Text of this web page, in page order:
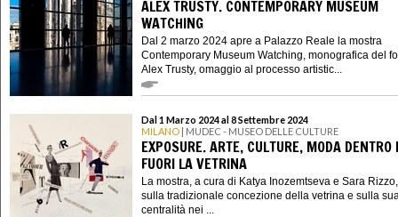
ALEX TRUSTY. CONTEMPORARY MUSEUM
WATCHING
Dal 2 marzo 2024 apre a Palazzo Reale la mostra
Contemporary Museum Watching, monografica del
Alex Trusty, omaggio al processo artistic...
Dal 1 Marzo 2024 al 8 Settembre 2024
MILANO | MUDEC - MUSEO DELLE CULTURE
EXPOSURE. ARTE, CULTURE, MODA DENTRO
FUORI LA VETRINA
La mostra, a cura di Katya Inozemtseva e Sara
sulla tradizionale concezione della vetrina e sulla
centralità nei ...